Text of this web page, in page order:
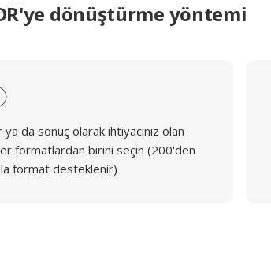
dönüştürme yöntemi
ya da sonuç olarak ihtiyacınız olan
formatlardan birini seçin (200'den
format desteklenir)